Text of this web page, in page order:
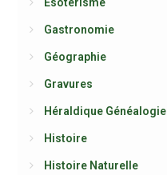
Gastronomie
Géographie
Gravures
Héraldique Généalogie
Histoire
Histoire Naturelle